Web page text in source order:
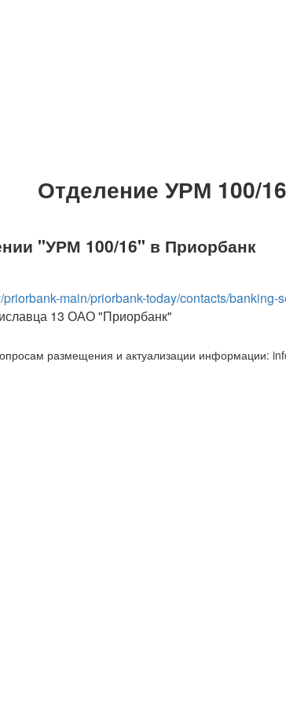
Отделение УРМ 100/
"УРМ 100/16" в Приорбанк
main/priorbank-today/contacts/banking-
13 ОАО "Приорбанк"
размещения и актуализации информации: